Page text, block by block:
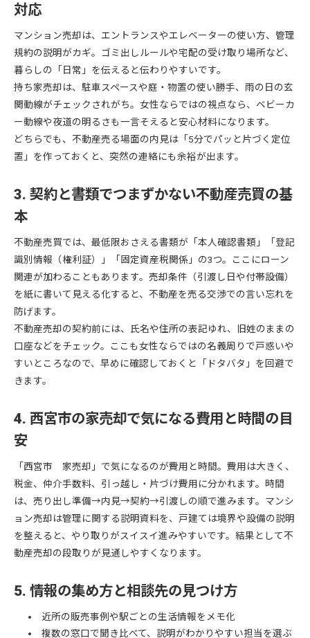
対応
マンション売却は、エントランスやエレベーターの使い方、管理
規約の説明がカギ。ゴミ出しルールや宅配の受け取り場所など、
暮らしの「日常」を伝えると伝わりやすいです。
持ち家売却は、駐車スペースや庭・物置の使い勝手、雨の日の玄
関動線がチェックされがち。女性ならではの視点なら、ベビーカ
ー動線や夜道の明るさも一言そえると安心材料になります。
どちらでも、不動産売る場面の内見は「5分でパッと片づく定位
置」を作っておくと、突然の連絡にも余裕が出ます。
3. 契約と書類でつまずかない不動産売買の基
本
不動産売買では、最低限おさえる書類が「本人確認書類」「登記
識別情報（権利証）」「固定資産税関係」の3つ。ここにローン
関連が加わることもあります。売却条件（引渡し日や付帯設備）
を紙に書いて見える化すると、不動産を売る交渉での言い忘れを
防げます。
不動産売却の契約前には、氏名や住所の表記ゆれ、旧姓のままの
口座などをチェック。ここも女性ならではの名義周りで戸惑いや
すいところなので、早めに確認しておくと「ドタバタ」を回避で
きます。
4. 西宮市の家売却で気になる費用と時間の目
安
「西宮市 家売却」で気になるのが費用と時間。費用は大きく、
税金、仲介手数料、引っ越し・片づけ費用に分かれます。時間
は、売り出し準備→内見→契約→引渡しの順で進みます。マンシ
ョン売却は管理に関する説明資料を、戸建ては境界や設備の説明
を整えると、やり取りがスイスイ進みやすいです。結果として不
動産売却の段取りが見通しやすくなります。
5. 情報の集め方と相談先の見つけ方
近所の販売事例や駅ごとの生活情報をメモ化
複数の窓口で聞き比べて、説明がわかりやすい担当を選ぶ